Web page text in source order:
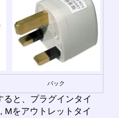
バック
ると、プラグインタイ
Mをアウトレットタイ